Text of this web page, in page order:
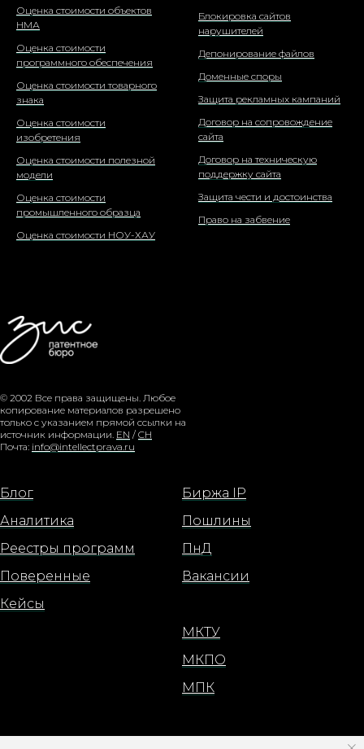
Оценка стоимости объектов
НМА
Оценка стоимости
программного обеспечения
Оценка стоимости товарного
знака
Оценка стоимости
изобретения
Оценка стоимости полезной
модели
Оценка стоимости
промышленного образца
Оценка стоимости НОУ-ХАУ
Блокировка сайтов
нарушителей
Депонирование файлов
Доменные споры
Защита рекламных кампаний
Договор на сопровождение
сайта
Договор на техническую
поддержку сайта
Защита чести и достоинства
Право на забвение
© 2002 Все права защищены. Любое
копирование материалов разрешено
только с указанием прямой ссылки на
источник информации. EN / CH
Почта: info@intellectprava.ru
Блог
Аналитика
Реестры программ
Поверенные
Кейсы
Биржа IP
Пошлины
ПнД
Вакансии
МКТУ
МКПО
МПК